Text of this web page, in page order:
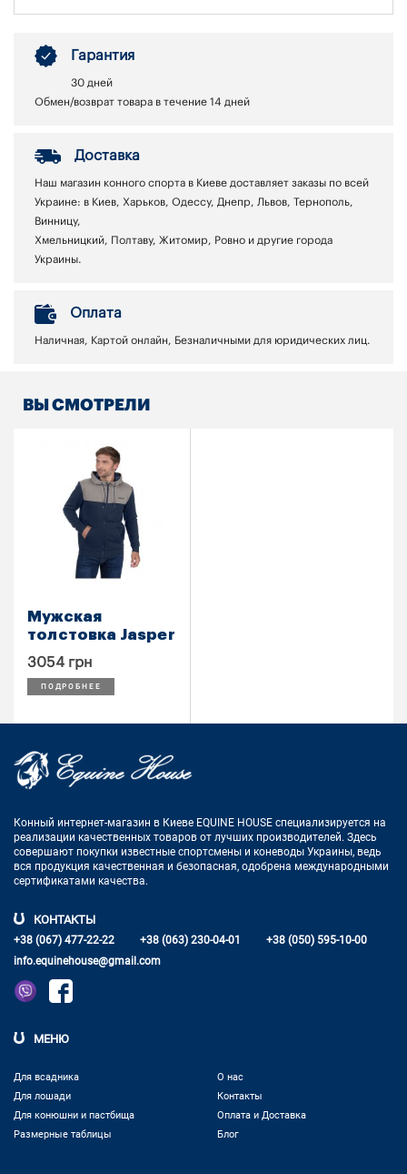
Гарантия
30 дней
Обмен/возврат товара в течение 14 дней
Доставка
Наш магазин конного спорта в Киеве доставляет заказы по всей
Украине: в Киев, Харьков, Одессу, Днепр, Львов, Тернополь,
Винницу,
Хмельницкий, Полтаву, Житомир, Ровно и другие города
Украины.
Оплата
Наличная, Картой онлайн, Безналичными для юридических лиц.
ВЫ СМОТРЕЛИ
Мужская
толстовка Jasper
3054 грн
ПОДРОБНЕЕ
Конный интернет-магазин в Киеве EQUINE HOUSE специализируется на
реализации качественных товаров от лучших производителей. Здесь
совершают покупки известные спортсмены и коневоды Украины, ведь
вся продукция качественная и безопасная, одобрена международными
сертификатами качества.
КОНТАКТЫ
+38 (067) 477-22-22 +38 (063) 230-04-01
+38 (050) 595-10-00
info.equinehouse@gmail.com
МЕНЮ
Для всадника
Для лошади
Для конюшни и пастбища
Размерные таблицы
О нас
Контакты
Оплата и Доставка
Блог